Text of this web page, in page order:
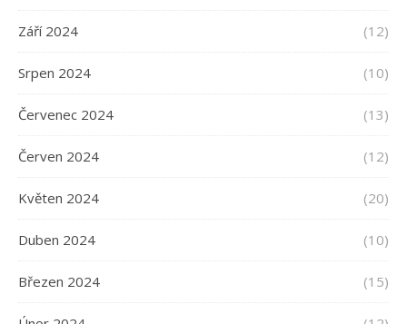
Září 2024 (12)
Srpen 2024 (10)
Červenec 2024 (13)
Červen 2024 (12)
Květen 2024 (20)
Duben 2024 (10)
Březen 2024 (15)